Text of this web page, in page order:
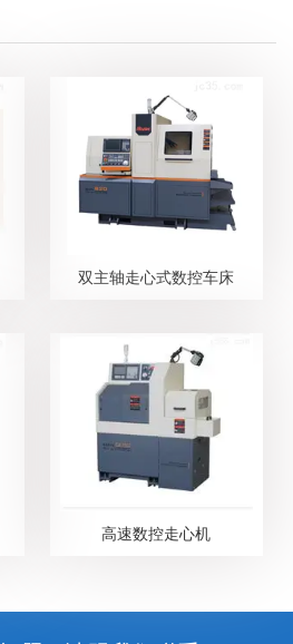
双主轴走心式数控车床
高速数控走心机